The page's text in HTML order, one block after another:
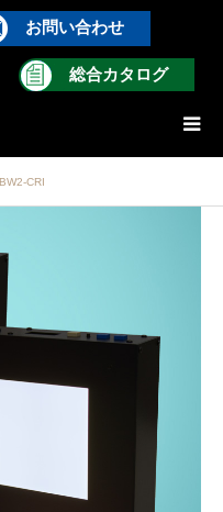
お問い合わせ
総合カタログ
CRI